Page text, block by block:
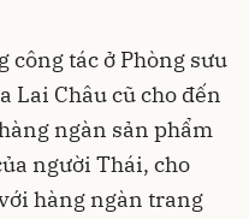
công tác ở Phòng sưu
Lai Châu cũ cho đến
ngàn sản phẩm
người Thái, cho
hàng ngàn trang